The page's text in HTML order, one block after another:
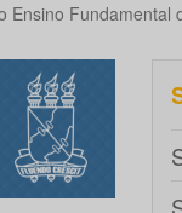
Fundamental